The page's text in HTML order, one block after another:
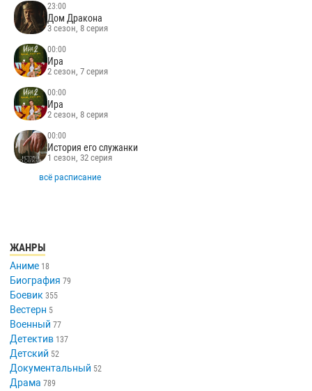
23:00
Дом Дракона
3 сезон, 8 серия
00:00
Ира
2 сезон, 7 серия
00:00
Ира
2 сезон, 8 серия
00:00
История его служанки
1 сезон, 32 серия
всё расписание
ЖАНРЫ
Аниме 18
Биография 79
Боевик 355
Вестерн 5
Военный 77
Детектив 137
Детский 52
Документальный 52
Драма 789